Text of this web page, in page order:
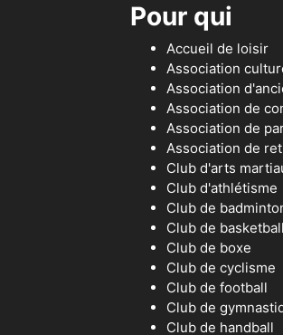
Pour qui
Accueil de loisir
Association
Association
Association de
Association de
Association de
Club d'arts
Club d'athlétisme
Club de
Club de basketball
Club de boxe
Club de cyclisme
Club de football
Club de
Club de handball